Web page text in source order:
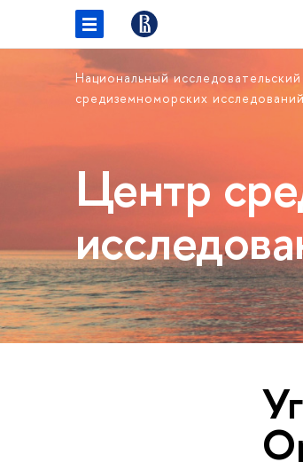
Национальный
средиземноморских исследований
Центр